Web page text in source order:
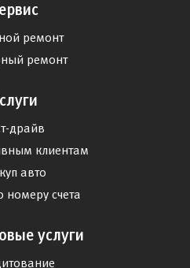
ремонт
ремонт
драйв
клиентам
авто
номеру счета
услуги